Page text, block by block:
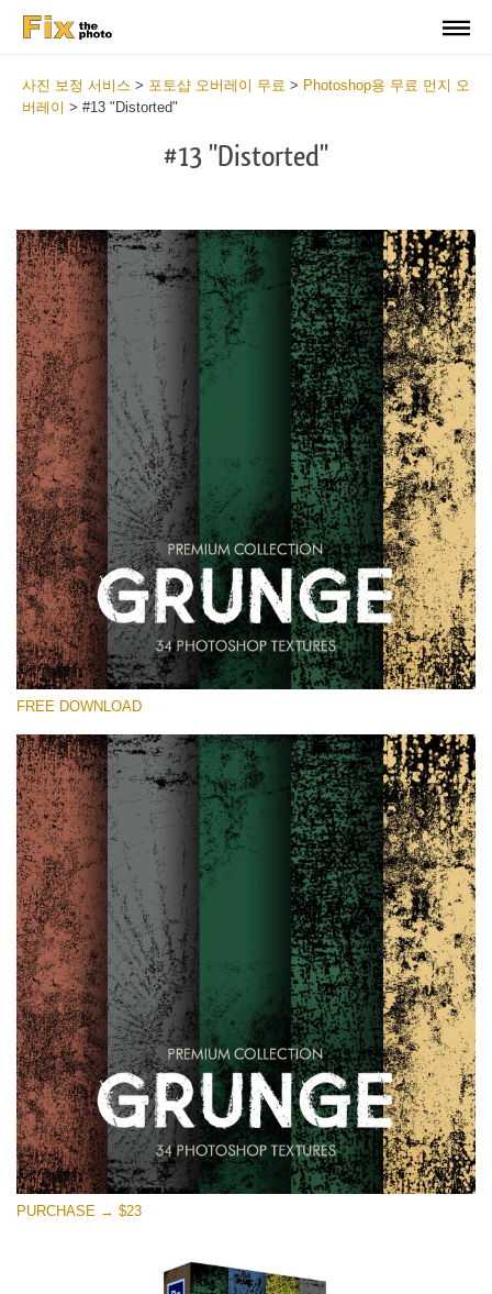
사진 보정 서비스 > 포토샵 오버레이 무료 > Photoshop용 무료 먼지 오
버레이 > #13 "Distorted"
#13 "Distorted"
선택 해주세요
Free Photoshop Overlay
Small 800*533px
Grunge Effect
(30 Overlays)
Entire Collection
(1783 Overlays)
Large 6000*4000px
무료 다운로드
FREE DOWNLOAD
PURCHASE → $23